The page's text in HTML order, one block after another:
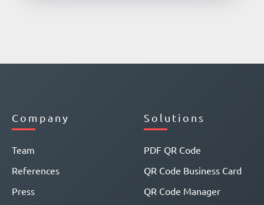
Company
Team
References
Press
Solutions
PDF QR Code
QR Code Business Card
QR Code Manager